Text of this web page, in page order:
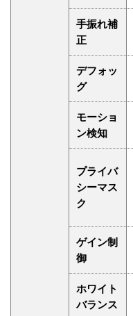
手振れ補
正
デフォッ
グ
モーショ
ン検知
プライバ
シーマス
ク
ゲイン制
御
ホワイト
バランス